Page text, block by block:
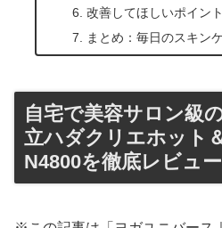
改善してほしいポイント
まとめ：毎日のスキン
自宅で美容サロン級
立ハダクリエホット
N4800を徹底レビュー